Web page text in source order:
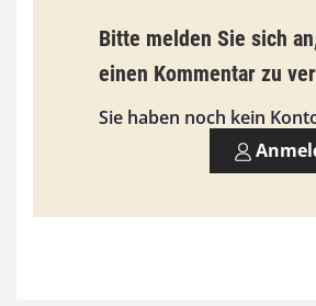
Bitte melden Sie sich
einen Kommentar zu
Sie haben noch kein